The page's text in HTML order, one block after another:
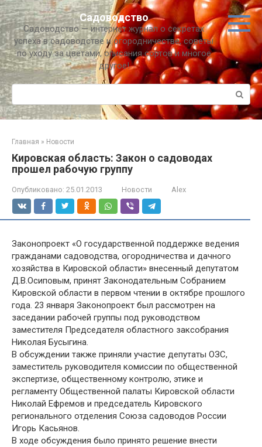
Перейти
к
контенту
Садоводство
Садоводство — интернет журнал о секретах
успеха в садоводстве и огородничестве, советы
по уходу за цветами, описания сортов и многое
другое!
Поиск:
Главная » Новости
Кировская область: Закон о садоводах
прошел рабочую группу
Опубликовано: 25.01.2013 Новости Alex
Законопроект «О государственной поддержке ведения
гражданами садоводства, огородничества и дачного
хозяйства в Кировской области» внесенный депутатом
Д.В.Осиповым, принят Законодательным Собранием
Кировской области в первом чтении в октябре прошлого
года. 23 января Законопроект был рассмотрен на
заседании рабочей группы под руководством
заместителя Председателя областного заксобрания
Николая Бусыгина.
В обсуждении также приняли участие депутаты ОЗС,
заместитель руководителя комиссии по общественной
экспертизе, общественному контролю, этике и
регламенту Общественной палаты Кировской области
Николай Ефремов и председатель Кировского
регионального отделения Союза садоводов России
Игорь Касьянов.
В ходе обсуждения было принято решение внести